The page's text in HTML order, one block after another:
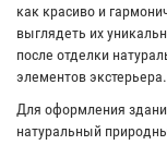
как красиво и
выглядеть их
после отделки
элементов экстерьера.
Для оформления
натуральный